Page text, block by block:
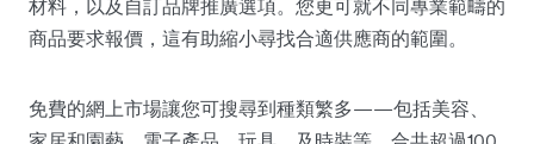
材料，以及自訂品牌推廣選項。您更可就不同專業範疇的
商品要求報價，這有助縮小尋找合適供應商的範圍。
免費的網上市場讓您可搜尋到種類繁多——包括美容、